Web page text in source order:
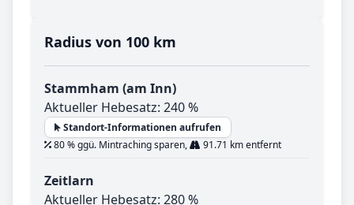
Radius von 100 km
Stammham (am Inn)
Aktueller Hebesatz: 240 %
Standort-Informationen aufrufen
80 % ggü. Mintraching sparen,
91.71 km entfernt
Zeitlarn
Aktueller Hebesatz: 280 %